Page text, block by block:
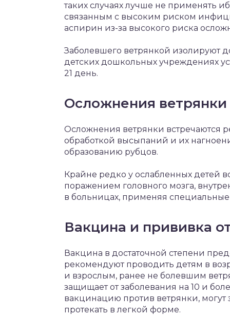
таких случаях лучше не применять
связанным с высоким риском
аспирин из-за высокого риска
Заболевшего ветрянкой изолируют
детских дошкольных учреждениях
21 день.
Осложнения ветрянки
Осложнения ветрянки встречаются
обработкой высыпаний и их
образованию рубцов.
Крайне редко у ослабленных детей
поражением головного мозга,
в больницах, применяя
Вакцина и прививка
Вакцина в достаточной степени
рекомендуют проводить детям в
и взрослым, ранее не болевшим
защищает от заболевания на 10 и
вакцинацию против ветрянки, могут
протекать в легкой форме.